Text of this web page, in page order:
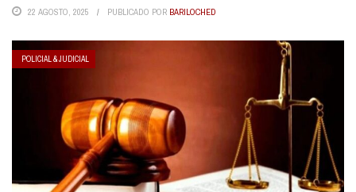
22 AGOSTO, 2025 PUBLICADO POR BARILOCHED
POLICIAL & JUDICIAL